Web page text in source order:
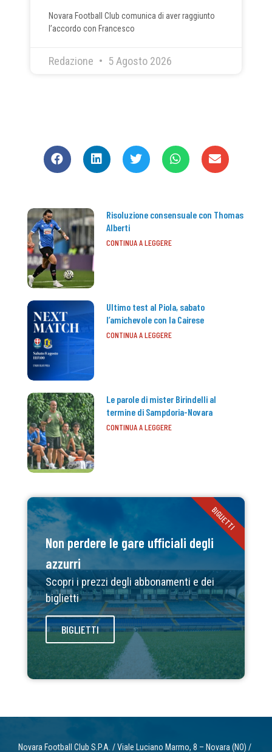
Novara Football Club comunica di aver raggiunto
l’accordo con Francesco
Redazione 5 Agosto 2026
Risoluzione consensuale con Thomas
Alberti
CONTINUA A LEGGERE
Ultimo test al Piola, sabato
l’amichevole con la Cairese
CONTINUA A LEGGERE
Le parole di mister Birindelli al
termine di Sampdoria-Novara
CONTINUA A LEGGERE
Non perdere le gare ufficiali degli
azzurri
Scopri i prezzi degli abbonamenti e dei
biglietti
BIGLIETTI
BIGLIETTI
Novara Football Club S.P.A. / Viale Luciano Marmo, 8 – Novara (NO) /